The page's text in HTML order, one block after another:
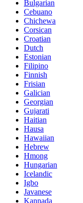
Bulgarian
Cebuano
Chichewa
Corsican
Croatian
Dutch
Estonian
Filipino
Finnish
Frisian
Galician
Georgian
Gujarati
Haitian
Hausa
Hawaiian
Hebrew
Hmong
Hungarian
Icelandic
Igbo
Javanese
Kannada